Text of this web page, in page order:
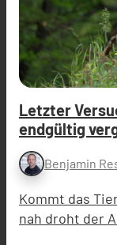
Letzter
endgültig
Benjamin
Kommt das
nah droht der